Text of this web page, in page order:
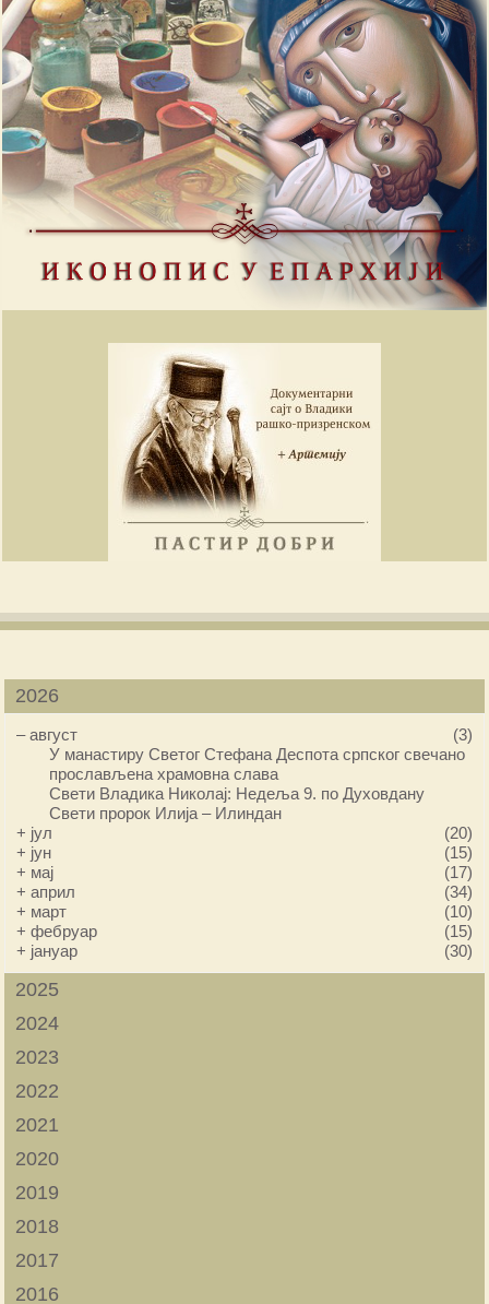
2026
–август
(3)
У манастиру Светог Стефана Деспота српског свечано
прослављена храмовна слава
Свети Владика Николај: Недеља 9. по Духовдану
Свети пророк Илија – Илиндан
+ јул
(20)
+ јун
(15)
+ мај
(17)
+април
(34)
+ март
(10)
+фебруар
(15)
+ јануар (30)
2025
2024
2023
2022
2021
2020
2019
2018
2017
2016